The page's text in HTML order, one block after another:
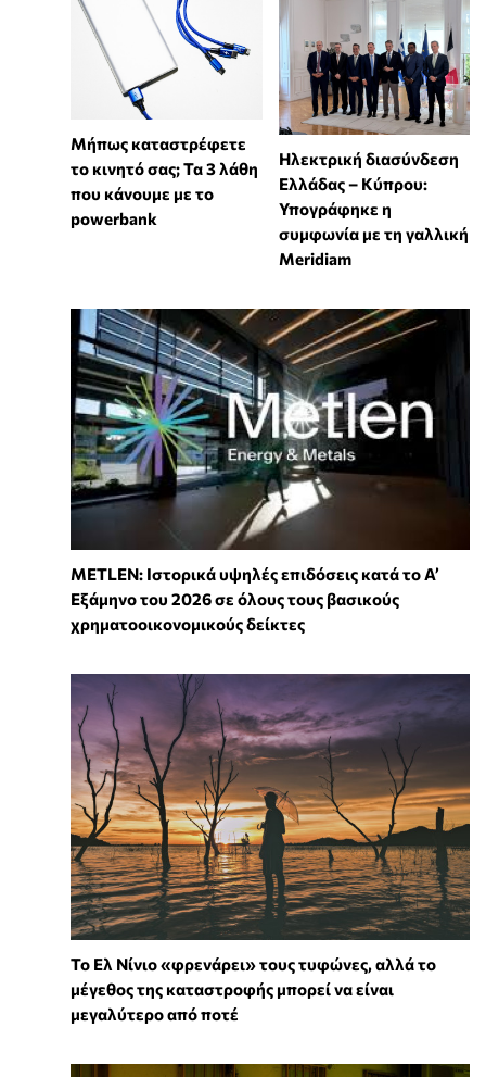
Μήπως καταστρέφετε
το κινητό σας; Τα 3 λάθη
που κάνουμε με το
powerbank
Ηλεκτρική διασύνδεση
Ελλάδας – Κύπρου:
Υπογράφηκε η
συμφωνία με τη γαλλική
Meridiam
METLEN: Ιστορικά υψηλές επιδόσεις κατά το Α’
Εξάμηνο του 2026 σε όλους τους βασικούς
χρηματοοικονομικούς δείκτες
Το Ελ Νίνιο «φρενάρει» τους τυφώνες, αλλά το
μέγεθος της καταστροφής μπορεί να είναι
μεγαλύτερο από ποτέ